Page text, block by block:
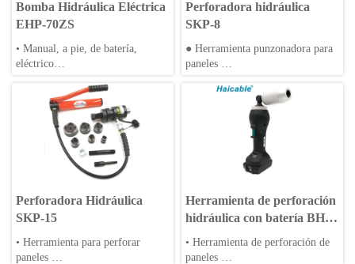
Bomba Hidráulica Eléctrica
EHP-70ZS
• Manual, a pie, de batería,
eléctrico
de prensado y corte
• Cuerpo de aleación de aluminio
Perforadora hidráulica
SKP-8
● Herramienta punzonadora para
paneles
o acero
● Diseño compacto
Perforadora Hidráulica
SKP-15
• Herramienta para perforar
paneles
Herramienta de perforación
hidráulica con batería BH-
8W
• Herramienta de perforación de
paneles